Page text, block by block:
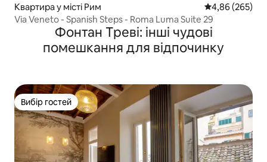
Квартира у місті Рим Середня
4,86 (265)
Via Veneto - Spanish Steps - Roma Luma Suite 29
Фонтан Треві: інші чудові
помешкання для відпочинку
Вибір гостей
Вибір гостей